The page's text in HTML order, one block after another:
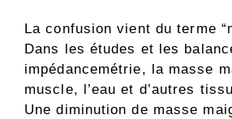
La confusion vient du terme
Dans les études et les
impédancemétrie, la masse
muscle, l’eau et d’autres
Une diminution de masse